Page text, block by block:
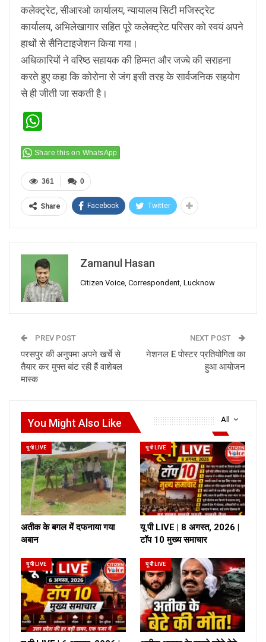
कलेक्ट्रेट, सीआरओ कार्यालय, न्यायालय सिटी मजिस्ट्रेट
कार्यालय, अभिलेखागार सहित पूरे कलेक्ट्रेट परिसर को स्वयं अपने
हाथों से सैनिटाइजेशन किया गया।
अधिकारियों ने वरिष्ठ सहायक की हिम्मत और जज्बे की सराहना
करते हुए कहा कि कोरोना से जंग इसी तरह के सार्वजनिक सहयोग
से ही जीती जा सकती है।
Share this on WhatsApp
0
361
Share Facebook Twitter
Zamanul Hasan
Citizen Voice, Correspondent, Lucknow
PREV POST
परसपुर की अनुपमा अपने खर्चे से
तैयार कर मुफ्त बांट रही हैं वाशेबल
मास्क
NEXT POST
नेशनल E पोस्टर प्रतियोगिता का
हुआ आयोजन
All
You Might Also Like
यू पी LIVE
अतीक के बगल में दफनाया गया
अबान
यू पी LIVE
यू पी LIVE | 8 अगस्त, 2026 |
टॉप 10 मुख्य समाचार
यू पी LIVE यू पी LIVE